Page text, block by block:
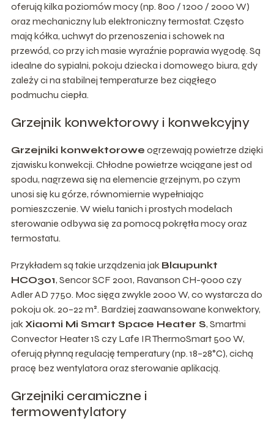
oferują kilka poziomów mocy (np. 800 / 1200 / 2000 W)
oraz mechaniczny lub elektroniczny termostat. Często
mają kółka, uchwyt do przenoszenia i schowek na
przewód, co przy ich masie wyraźnie poprawia wygodę. Są
idealne do sypialni, pokoju dziecka i domowego biura, gdy
zależy ci na stabilnej temperaturze bez ciągłego
podmuchu ciepła.
Grzejnik konwektorowy i konwekcyjny
Grzejniki konwektorowe ogrzewają powietrze dzięki
zjawisku konwekcji. Chłodne powietrze wciągane jest od
spodu, nagrzewa się na elemencie grzejnym, po czym
unosi się ku górze, równomiernie wypełniając
pomieszczenie. W wielu tanich i prostych modelach
sterowanie odbywa się za pomocą pokrętła mocy oraz
termostatu.
Przykładem są takie urządzenia jak Blaupunkt
HCO301, Sencor SCF 2001, Ravanson CH-9000 czy
Adler AD 7750. Moc sięga zwykle 2000 W, co wystarcza do
pokoju ok. 20–22 m². Bardziej zaawansowane konwektory,
jak Xiaomi Mi Smart Space Heater S, Smartmi
Convector Heater 1S czy Lafe IR ThermoSmart 500 W,
oferują płynną regulację temperatury (np. 18–28°C), cichą
pracę bez wentylatora oraz sterowanie aplikacją.
Grzejniki ceramiczne i
termowentylatory